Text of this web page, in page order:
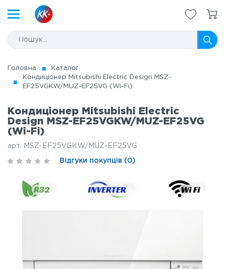
Головна
Каталог
Кондиціонер Mitsubishi Electric Design MSZ-
EF25VGKW/MUZ-EF25VG (Wi-Fi)
Кондиціонер Mitsubishi Electric
Design MSZ-EF25VGKW/MUZ-EF25VG
(Wi-Fi)
арт. MSZ-EF25VGKW/MUZ-EF25VG
Відгуки покупців (0)